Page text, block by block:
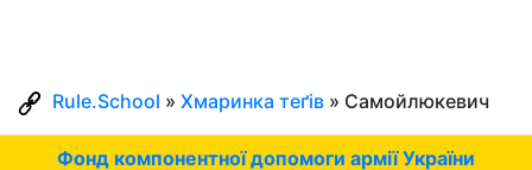
Rule.School » Хмаринка теґів » Самойлюкевич
Фонд компонентної допомоги армії України